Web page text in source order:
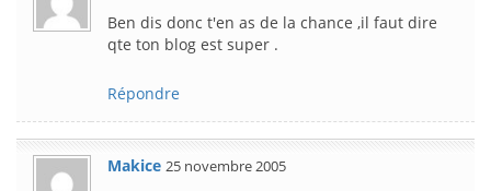
Ben dis donc t'en as de la chance ,il faut dire
qte ton blog est super .
Répondre
Makice 25 novembre 2005